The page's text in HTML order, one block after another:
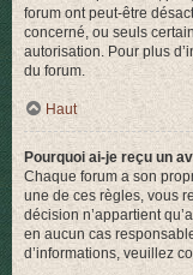
forum ont peut-être
concerné, ou seuls
autorisation. Pour plus
du forum.
Haut
Pourquoi ai-je reçu un
Chaque forum a son
une de ces règles, vous
décision n’appartient
en aucun cas
d’informations, veuillez